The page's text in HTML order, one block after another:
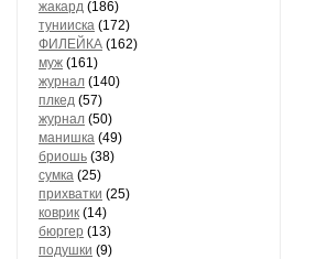
жакард (186)
тунииска (172)
ФИЛЕЙКА (162)
муж (161)
журнал (140)
плкед (57)
журнал (50)
манишка (49)
бриошь (38)
сумка (25)
прихватки (25)
коврик (14)
бюргер (13)
подушки (9)